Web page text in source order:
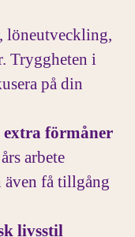
löneutveckling,
Tryggheten i
på din
förmåner
arbete
få tillgång
livsstil